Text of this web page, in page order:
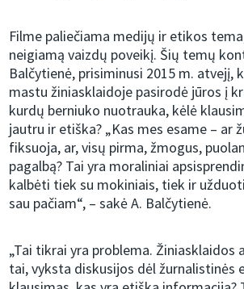
Filme paliečiama medijų ir etikos
neigiamą vaizdų poveikį. Šių temų
Balčytienė, prisiminusi 2015 m. atvejį,
mastu žiniasklaidoje pasirodė jūros į
kurdų berniuko nuotrauka, kėlė
jautru ir etiška? „Kas mes esame – ar
fiksuoja, ar, visų pirma, žmogus,
pagalbą? Tai yra moraliniai
kalbėti tiek su mokiniais, tiek ir
sau pačiam“, – sakė A. Balčytienė.
„Tai tikrai yra problema. Žiniasklaidos
tai, vyksta diskusijos dėl žurnalistinės